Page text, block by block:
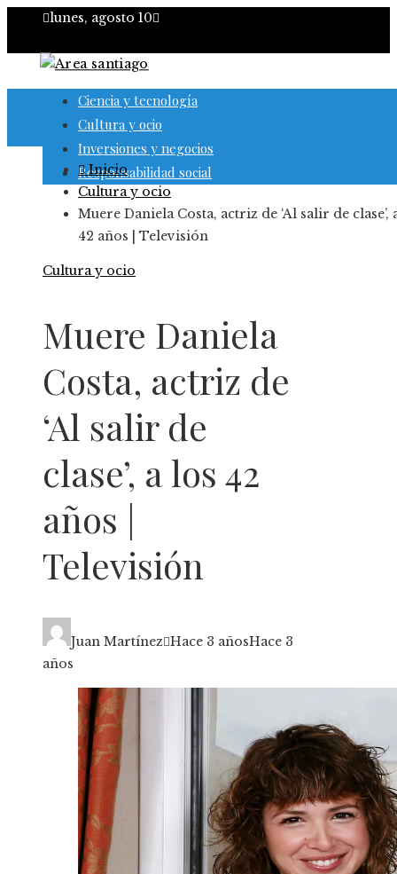
lunes, agosto 10
Ciencia y tecnología
Cultura y ocio
Inversiones y negocios
Responsabilidad social
Inicio
Cultura y ocio
Muere Daniela Costa, actriz de ‘Al salir de clase’,
42 años | Televisión
Cultura y ocio
Muere Daniela
Costa, actriz de
‘Al salir de
clase’, a los 42
años |
Televisión
Juan Martínez Hace 3 añosHace 3
años